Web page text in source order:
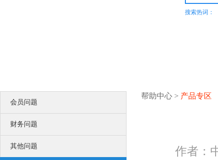
服务器证书
服务器证书给网站机密信息上安全锁
安全联盟
给用户一个信任你的理由
可信网站是网站取信于民的身份证
诚信网站
搜索热词：
会员问题
财务问题
其他问题
帮助中心 > 产品专区
作者：